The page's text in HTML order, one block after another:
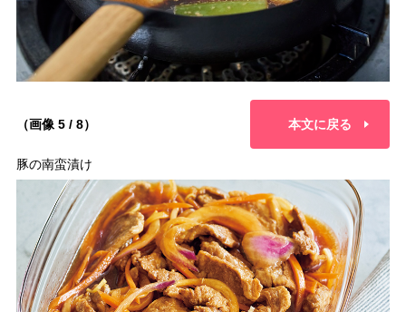
（画像 5 / 8） 本文に戻る
豚の南蛮漬け